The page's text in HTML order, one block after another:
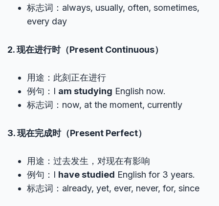
标志词：always, usually, often, sometimes,
every day
2. 现在进行时（Present Continuous）
用途：此刻正在进行
例句：I am studying English now.
标志词：now, at the moment, currently
3. 现在完成时（Present Perfect）
用途：过去发生，对现在有影响
例句：I have studied English for 3 years.
标志词：already, yet, ever, never, for, since